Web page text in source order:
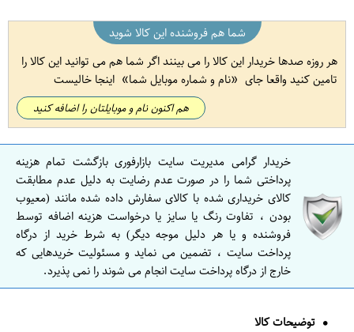
شما هم فروشنده این کالا شوید
هر روزه صدها خریدار این کالا را می بینند اگر شما هم می توانید این کالا را
تامین کنید واقعا جای
نام و شماره موبایل شما اینجا خالیست
هم اکنون نام و موبایلتان را اضافه کنید
خریدار گرامی مدیریت سایت بازارفوری بازگشت تمام هزینه
پرداختی شما را در صورت عدم رضایت به دلیل عدم مطابقت
کالای خریداری شده با کالای سفارش داده شده مانند (معیوب
بودن ، تفاوت رنگ یا سایز یا درخواست هزینه اضافه توسط
فروشنده و یا هر دلیل موجه دیگر) به شرط خرید از درگاه
پرداخت سایت ، تضمین می نماید و مسئولیت خریدهایی که
خارج از درگاه پرداخت سایت انجام می شوند را نمی پذیرد.
توضیحات کالا